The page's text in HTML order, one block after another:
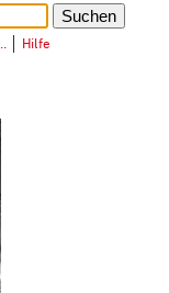
Hilfe